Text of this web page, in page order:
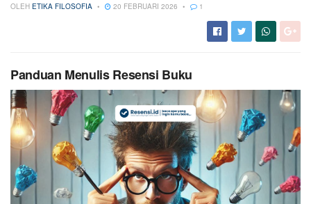
OLEH ETIKA FILOSOFIA 20 FEBRUARI 2026 1
Panduan Menulis Resensi Buku